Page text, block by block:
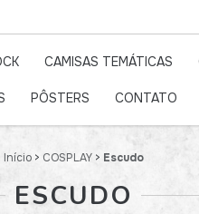
CAMISAS TEMÁTICAS
PÔSTERS CONTATO
Início > COSPLAY > Escudo
ESCUDO